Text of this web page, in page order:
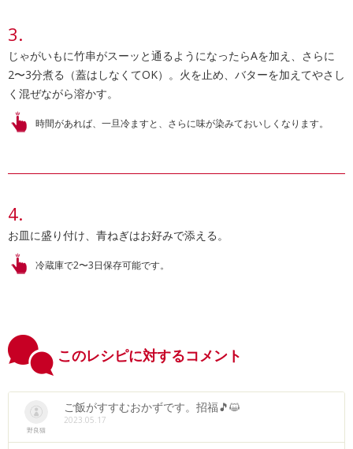
じゃがいもに竹串がスーッと通るようになったらAを加え、さらに
2〜3分煮る（蓋はしなくてOK）。火を止め、バターを加えてやさし
く混ぜながら溶かす。
時間があれば、一旦冷ますと、さらに味が染みておいしくなります。
お皿に盛り付け、青ねぎはお好みで添える。
冷蔵庫で2〜3日保存可能です。
このレシピに対するコメント
野良猫
ご飯がすすむおかずです。招福🎵😺
2023.05.17